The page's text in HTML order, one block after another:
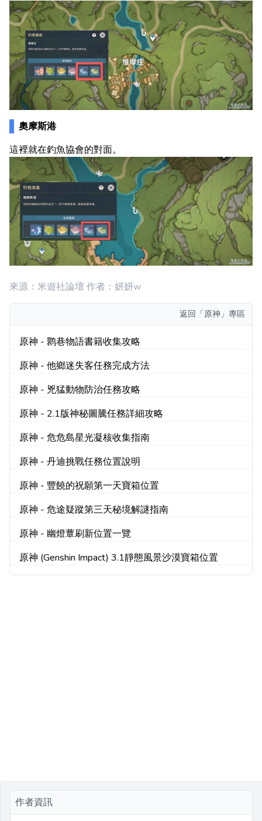
奧摩斯港
這裡就在釣魚協會的對面。
來源：米遊社論壇 作者：妍妍w
返回 「原神」專區
原神 - 鹮巷物語書籍收集攻略
原神 - 他鄉迷失客任務完成方法
原神 - 兇猛動物防治任務攻略
原神 - 2.1版神秘圖騰任務詳細攻略
原神 - 危危島星光凝核收集指南
原神 - 丹迪挑戰任務位置說明
原神 - 豐饒的祝願第一天寶箱位置
原神 - 危途疑蹤第三天秘境解謎指南
原神 - 幽燈蕈刷新位置一覽
原神 (Genshin Impact) 3.1靜態風景沙漠寶箱位置
作者資訊